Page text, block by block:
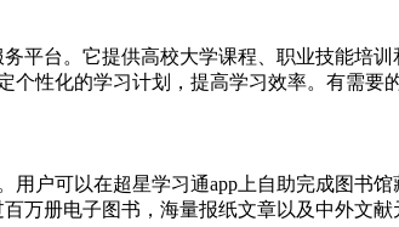
平台。它提供高校大学课程、职业技能培
性化的学习计划，提高学习效率。有需要
户可以在超星学习通app上自助完成图书
万册电子图书，海量报纸文章以及中外文